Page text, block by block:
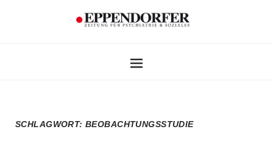
SCHLAGWORT:BEOBACHTUNGSSTUDIE